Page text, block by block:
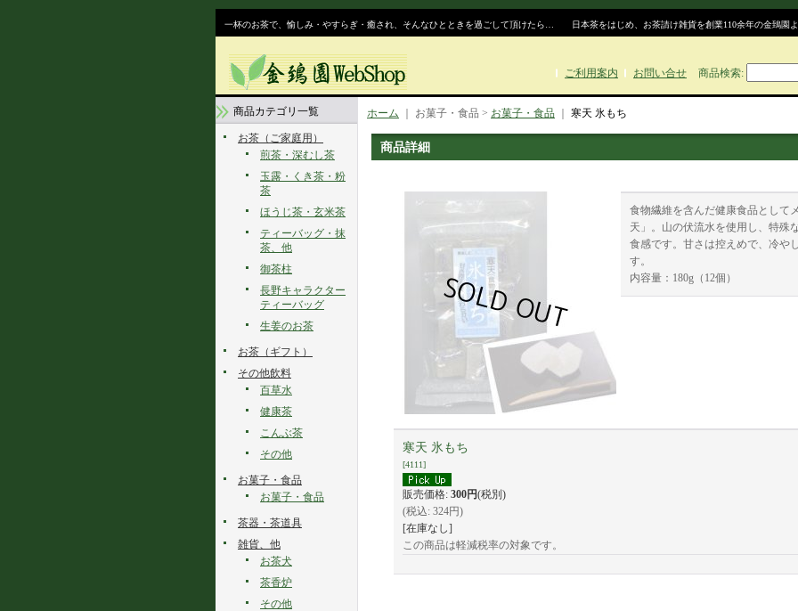
一杯のお茶で、愉しみ・やすらぎ・癒され、そんなひとときを過ごして頂けたら… 日本茶をはじめ、お茶請け雑貨を創業110余年の金鵄園
ご利用案内 お問い合せ 商品検索:
商品カテゴリ一覧
お茶（ご家庭用）
煎茶・深むし茶
玉露・くき茶・粉
茶
ほうじ茶・玄米茶
ティーバッグ・抹
茶、他
御茶柱
長野キャラクター
ティーバッグ
生姜のお茶
お茶（ギフト）
その他飲料
百草水
健康茶
こんぶ茶
その他
お菓子・食品
お菓子・食品
茶器・茶道具
雑貨、他
お茶犬
茶香炉
その他
ホーム ｜ お菓子・食品 > お菓子・食品 寒天 氷もち
商品詳細
食物繊維を含んだ健康食品として
天」。山の伏流水を使用し、特殊
食感です。甘さは控えめで、冷や
す。
内容量：180g（12個）
寒天 氷もち
[4111]
販売価格: 300円(税別)
(税込: 324円)
[在庫なし]
この商品は軽減税率の対象です。